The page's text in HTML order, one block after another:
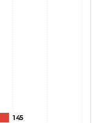
145